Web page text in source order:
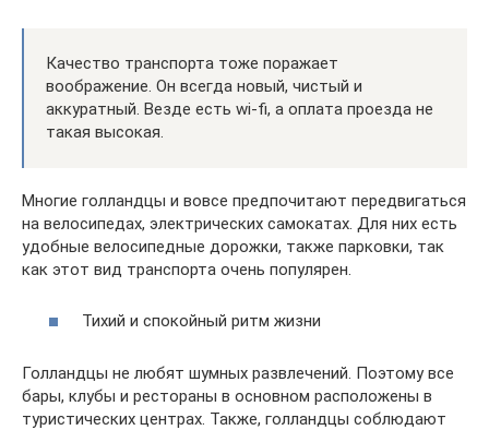
Качество транспорта тоже поражает
воображение. Он всегда новый, чистый и
аккуратный. Везде есть wi-fi, а оплата проезда не
такая высокая.
Многие голландцы и вовсе предпочитают передвигаться
на велосипедах, электрических самокатах. Для них есть
удобные велосипедные дорожки, также парковки, так
как этот вид транспорта очень популярен.
Тихий и спокойный ритм жизни
Голландцы не любят шумных развлечений. Поэтому все
бары, клубы и рестораны в основном расположены в
туристических центрах. Также, голландцы соблюдают